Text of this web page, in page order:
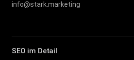
info@stark.marketing
SEO im Detail